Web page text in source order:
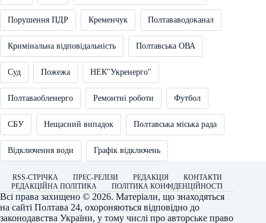
Порушення ПДР Кременчук Полтававодоканал
Кримінальна відповідальність Полтавська ОВА
Суд Пожежа НЕК"Укренерго"
Полтаваобленерго Ремонтні роботи Футбол
СБУ Нещасний випадок Полтавська міська рада
Відключення води Графік відключень
RSS-СТРІЧКА ПРЕС-РЕЛІЗИ РЕДАКЦІЯ
КОНТАКТИ
РЕДАКЦІЙНА ПОЛІТИКА
ПОЛІТИКА КОНФІДЕНЦІЙНОСТІ
Всі права захищено © 2026. Матеріали, що знаходяться
на сайті Полтава 24, охороняються відповідно до
законодавства України, у тому числі про авторське право